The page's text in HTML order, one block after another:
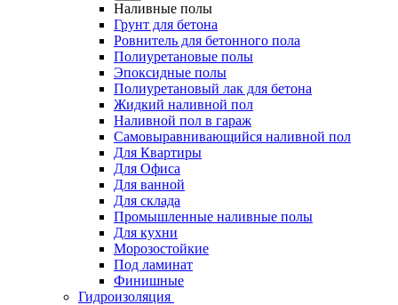
Наливные полы
Грунт для бетона
Ровнитель для бетонного пола
Полиуретановые полы
Эпоксидные полы
Полиуретановый лак для бетона
Жидкий наливной пол
Наливной пол в гараж
Самовыравнивающийся наливной пол
Для Квартиры
Для Офиса
Для ванной
Для склада
Промышленные наливные полы
Для кухни
Морозостойкие
Под ламинат
Финишные
Гидроизоляция